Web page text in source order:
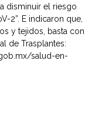
disminuir el riesgo
2”. E indicaron que,
y tejidos, basta con
de Trasplantes:
salud-en-